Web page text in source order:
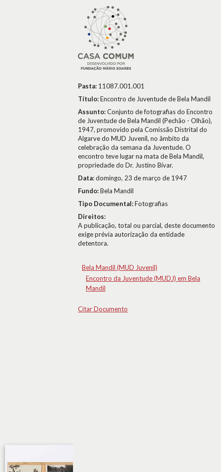
Pasta: 11087.001.001
Título:Encontro de Juventude de Bela Mandil
Assunto:Conjunto de fotografias do Encontro
de Juventude de Bela Mandil (Pechão - Olhão),
1947, promovido pela Comissão Distrital do
Algarve do MUD Juvenil, no âmbito da
celebração da semana da Juventude. O
encontro teve lugar na mata de Bela Mandil,
propriedade do Dr. Justino Bívar.
Data:domingo, 23 de março de 1947
Fundo:Bela Mandil
Tipo Documental:Fotografias
Direitos:
A publicação, total ou parcial, deste documento
exige prévia autorização da entidade
detentora.
Bela Mandil (MUD Juvenil)
Encontro da Juventude (MUDJ) em Bela
Mandil
Citar Documento